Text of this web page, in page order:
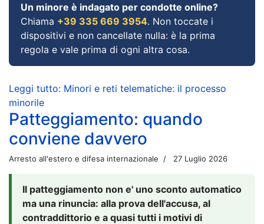
Un minore è indagato per condotte online?
Chiama +39 335 669 3954. Non toccate i
dispositivi e non cancellate nulla: è la prima
regola e vale prima di ogni altra cosa.
Leggi tutto: Minori e reti telematiche: il processo
minorile
Patteggiamento: quando
conviene davvero
Arresto all'estero e difesa internazionale 27 Luglio 2026
Il patteggiamento non e' uno sconto automatico
ma una rinuncia: alla prova dell'accusa, al
contraddittorio e a quasi tutti i motivi di